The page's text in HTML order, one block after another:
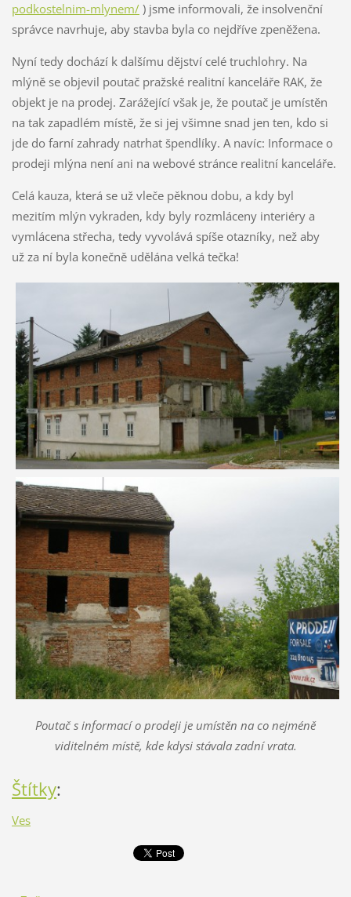
podkostelnim-mlynem/) jsme informovali, že insolvenční
správce navrhuje, aby stavba byla co nejdříve zpeněžena.
Nyní tedy dochází k dalšímu dějství celé truchlohry. Na
mlýně se objevil poutač pražské realitní kanceláře RAK, že
objekt je na prodej. Zarážející však je, že poutač je umístěn
na tak zapadlém místě, že si jej všimne snad jen ten, kdo si
jde do farní zahrady natrhat špendlíky. A navíc: Informace o
prodeji mlýna není ani na webové stránce realitní kanceláře.
Celá kauza, která se už vleče pěknou dobu, a kdy byl
mezitím mlýn vykraden, kdy byly rozmláceny interiéry a
vymlácena střecha, tedy vyvolává spíše otazníky, než aby
už za ní byla konečně udělána velká tečka!
Poutač s informací o prodeji je umístěn na co nejméně
viditelném místě, kde kdysi stávala zadní vrata.
Štítky:
Ves